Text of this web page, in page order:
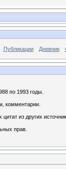
Публикации Дневник
по 1993 годы.
комментарии.
из других
прав.